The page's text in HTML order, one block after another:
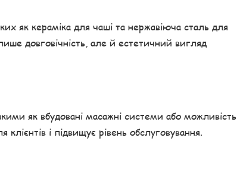
як кераміка для чаші та нержавіюча сталь для
довговічність, але й естетичний вигляд
як вбудовані масажні системи або можливість
клієнтів і підвищує рівень обслуговування.